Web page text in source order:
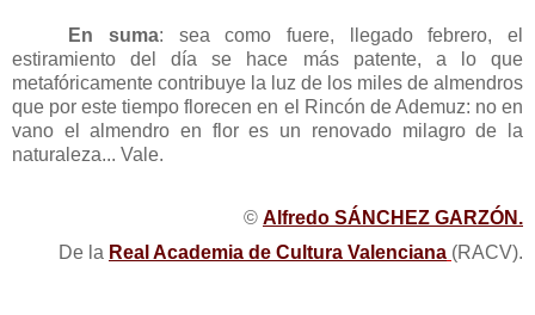
En suma: sea como fuere, llegado febrero, el
estiramiento del día se hace más patente, a lo que
metafóricamente contribuye la luz de los miles de almendros
que por este tiempo florecen en el Rincón de Ademuz: no en
vano el almendro en flor es un renovado milagro de la
naturaleza... Vale.
© Alfredo SÁNCHEZ GARZÓN.
De la Real Academia de Cultura Valenciana (RACV).